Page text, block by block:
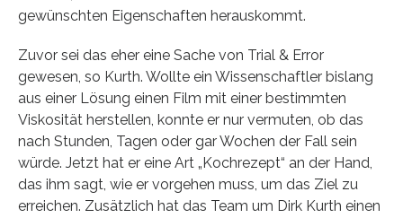
gewünschten Eigenschaften herauskommt.
Zuvor sei das eher eine Sache von Trial & Error
gewesen, so Kurth. Wollte ein Wissenschaftler bislang
aus einer Lösung einen Film mit einer bestimmten
Viskosität herstellen, konnte er nur vermuten, ob das
nach Stunden, Tagen oder gar Wochen der Fall sein
würde. Jetzt hat er eine Art „Kochrezept“ an der Hand,
das ihm sagt, wie er vorgehen muss, um das Ziel zu
erreichen. Zusätzlich hat das Team um Dirk Kurth einen